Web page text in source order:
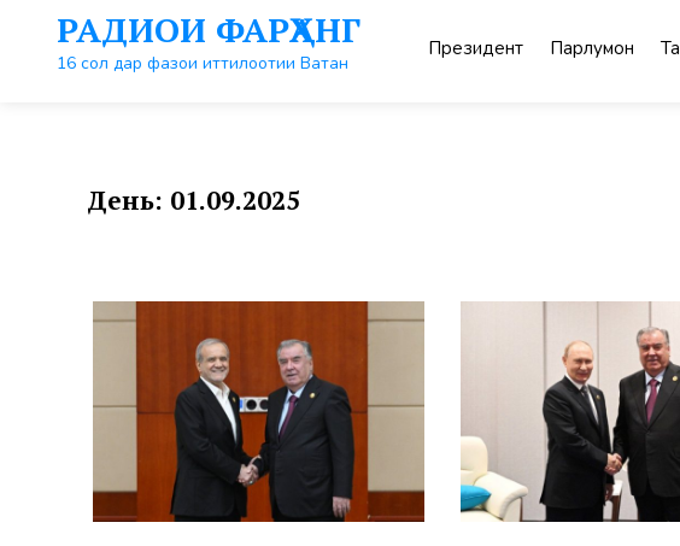
контенту
РАДИОИ ФАРҲАНГ
16 сол дар фазои иттилоотии Ватан
Президент Парлумон
День: 01.09.2025